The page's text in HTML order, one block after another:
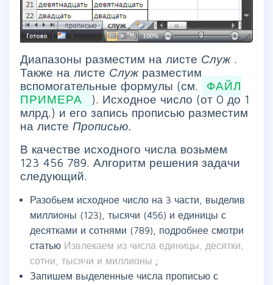
Диапазоны разместим на листе Служ .
Также на листе Служ разместим
вспомогательные формулы (см.
ФАЙЛ
ПРИМЕРА
). Исходное число (от 0 до 1
млрд.) и его запись прописью разместим
на листе Прописью.
В качестве исходного числа возьмем
123 456 789. Алгоритм решения задачи
следующий.
Разобьем исходное число на 3 части, выделив
миллионы (123), тысячи (456) и единицы с
десятками и сотнями (789), подробнее смотри
статью Извлекаем из числа единицы, десятки,
сотни, тысячи и миллионы ;
Запишем выделенные числа прописью с